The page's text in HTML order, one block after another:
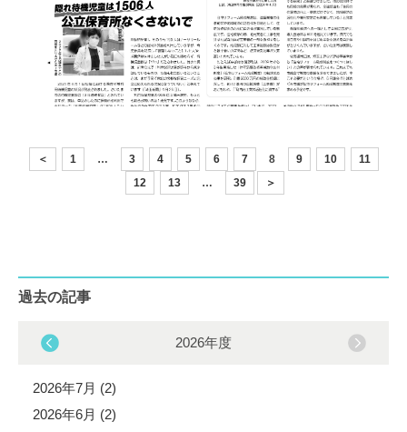
＜ 1 … 3 4 5 6 7 8 9 10
11
12
13 … 39 ＞
過去の記事
2026年度
2026年7月 (2)
2026年6月 (2)